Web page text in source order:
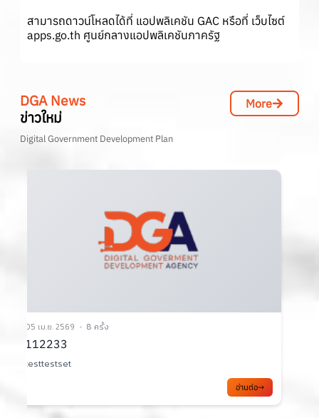
สามารถดาวน์โหลดได้ที่ แอปพลิเคชัน GAC หรือที่ เว็บไซต์
apps.go.th ศูนย์กลางแอปพลิเคชันภาครัฐ
DGA News
ข่าวใหม่
More
Digital Government Development Plan
02 เม.ย. 2569 10 ครั้ง
เอกสารประกอบการประชุมคณะทำงาน TC1 ครั้งที่
2/2569
อ่านต่อ